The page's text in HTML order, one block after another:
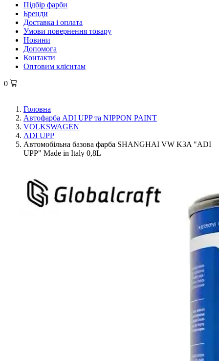
Підбір фарби
Бренди
Доставка і оплата
Умови повернення товару
Новини
Допомога
Контакти
Оптовим клієнтам
0
Головна
Автофарба ADI UPP та NIPPON PAINT
VOLKSWAGEN
ADI UPP
Автомобільна базова фарба SHANGHAI VW K3A "ADI
UPP" Made in Italy 0,8L